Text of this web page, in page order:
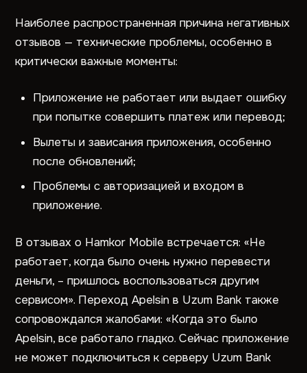
Наиболее распространенная причина негативных
отзывов — технические проблемы, особенно в
критически важные моменты:
Приложение не работает или выдает ошибку
при попытке совершить платеж или перевод;
Вылеты и зависания приложения, особенно
после обновлений;
Проблемы с авторизацией и входом в
приложение.
В отзывах о Hamkor Mobile встречается: «Не
работает, когда было очень нужно перевести
деньги, – пришлось воспользоваться другим
сервисом». Переход Apelsin в Uzum Bank также
сопровождался жалобами: «Когда это было
Apelsin, все работало гладко. Сейчас приложение
не может подключиться к серверу Uzum Bank